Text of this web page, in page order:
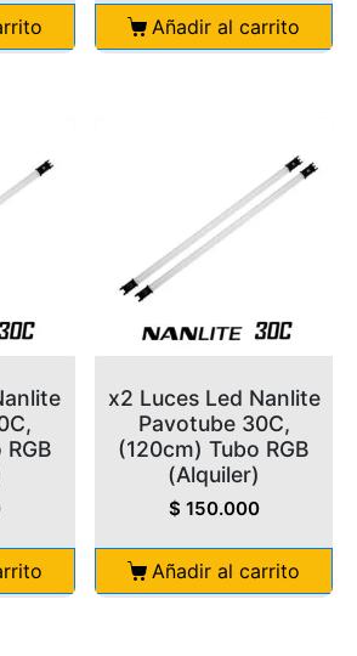
Añadir al carrito
x2 Luces Led Nanlite
Pavotube 30C,
(120cm) Tubo RGB
(Alquiler)
$ 150.000
Añadir al carrito